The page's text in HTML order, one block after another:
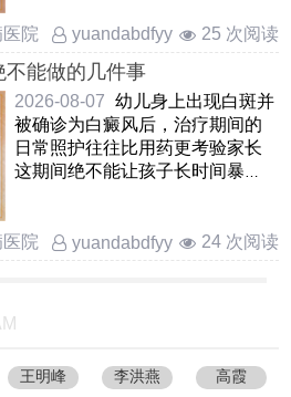
医院
yuandabdfyy 25 次阅读
能做的几件事
2026-08-07 幼儿身上出现白斑并
被确诊为白癜风后，治疗期间的
日常照护往往比用药更考验家长
这期间绝不能让孩子长时间暴
医院 yuandabdfyy 24 次阅读
王明峰 李洪燕 高霞